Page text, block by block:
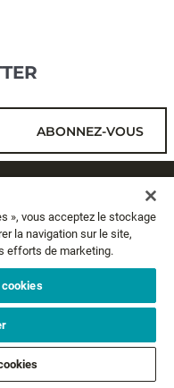
ABONNEZ-VOUS
», vous acceptez le stockage
la navigation sur le site,
efforts de marketing.